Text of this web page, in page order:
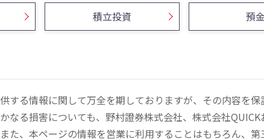
積立投資 預金
する情報に関して万全を期しておりますが、その内容を
なる損害についても、野村證券株式会社、株式会社
た、本ページの情報を営業に利用することはもちろん、